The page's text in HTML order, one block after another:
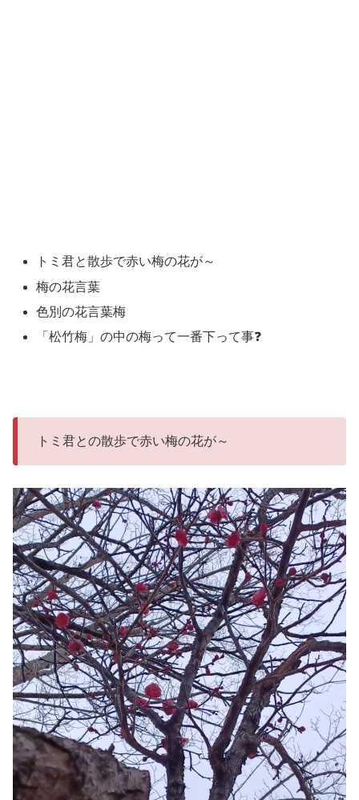
トミ君と散歩で赤い梅の花が～
梅の花言葉
色別の花言葉梅
「松竹梅」の中の梅って一番下って事❓
トミ君との散歩で赤い梅の花が～